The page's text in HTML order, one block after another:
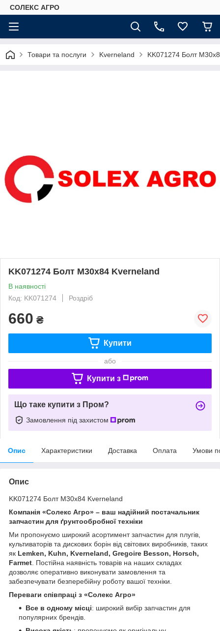
СОЛЕКС АГРО
Товари та послуги Kverneland KK071274 Болт
KK071274 Болт М30х84 Kverneland
В наявності
Код: KK071274
Роздріб
660 ₴
Купити
або
Купити з
Що таке купити з Пром?
Замовлення під захистом
Опис Характеристики Доставка Оплата Умови
Опис
KK071274 Болт М30х84 Kverneland
Компанія «Солекс Агро» – ваш надійний постачальник
запчастин для ґрунтообробної техніки
Ми пропонуємо широкий асортимент запчастин для плугів,
культиваторів та дискових борін від світових виробників, таких
як Lemken, Kuhn, Kverneland, Gregoire Besson, Horsch,
Farmet . Постійна наявність товарів на наших складах
дозволяє оперативно виконувати замовлення та
забезпечувати безперебійну роботу вашої техніки.
Переваги співпраці з «Солекс Агро»
Все в одному місці: широкий вибір запчастин для
популярних брендів.